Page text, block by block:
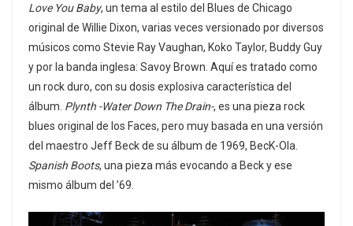
Love You Baby, un tema al estilo del Blues de Chicago
original de Willie Dixon, varias veces versionado por diversos
músicos como Stevie Ray Vaughan, Koko Taylor, Buddy Guy
y por la banda inglesa: Savoy Brown. Aquí es tratado como
un rock duro, con su dosis explosiva característica del
álbum. Plynth -Water Down The Drain-, es una pieza rock
blues original de los Faces, pero muy basada en una versión
del maestro Jeff Beck de su álbum de 1969, BecK-Ola.
Spanish Boots, una pieza más evocando a Beck y ese
mismo álbum del ’69.